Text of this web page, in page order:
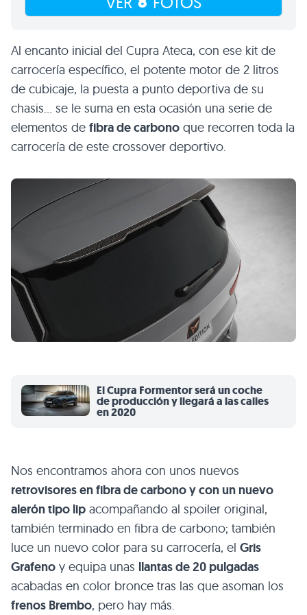
Al encanto inicial del Cupra Ateca, con ese kit de
carrocería específico, el potente motor de 2 litros
de cubicaje, la puesta a punto deportiva de su
chasis… se le suma en esta ocasión una serie de
elementos de fibra de carbono que recorren toda la
carrocería de este crossover deportivo.
El Cupra Formentor será un coche
de producción y llegará a las calles
en 2020
Nos encontramos ahora con unos nuevos
retrovisores en fibra de carbono y con un nuevo
alerón tipo lip acompañando al spoiler original,
también terminado en fibra de carbono; también
luce un nuevo color para su carrocería, el Gris
Grafeno y equipa unas llantas de 20 pulgadas
acabadas en color bronce tras las que asoman los
frenos Brembo, pero hay más.